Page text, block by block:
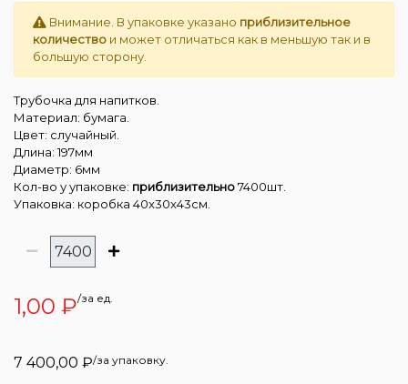
Внимание. В упаковке указано приблизительное
количество и может отличаться как в меньшую так и в
большую сторону.
Трубочка для напитков.
Материал: бумага.
Цвет: случайный.
Длина: 197мм
Диаметр: 6мм
Кол-во у упаковке: приблизительно7400шт.
Упаковка: коробка 40x30x43см.
1,00 ₽/за ед.
7 400,00 ₽/за упаковку.